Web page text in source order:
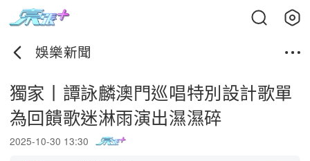
娛樂新聞
獨家丨譚詠麟澳門巡唱特別設計歌單
為回饋歌迷淋雨演出濕濕碎
2025-10-30 13:30